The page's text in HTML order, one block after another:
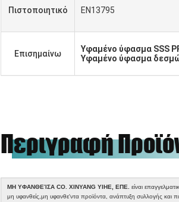
Πιστοποιητικό EN13795
Επισημαίνω Υφαμένο ύφασμα SSS
Υφαμένο ύφασμα
Περιγραφή
ΜΗ ΥΦΑΝΘΕΊΣΑ CO. XINYANG YIHE, ΕΠΕ.
είναι
μη υφανθείς, μη υφανθε'ντα προϊόντα, ανάπτυξη συλλογής και